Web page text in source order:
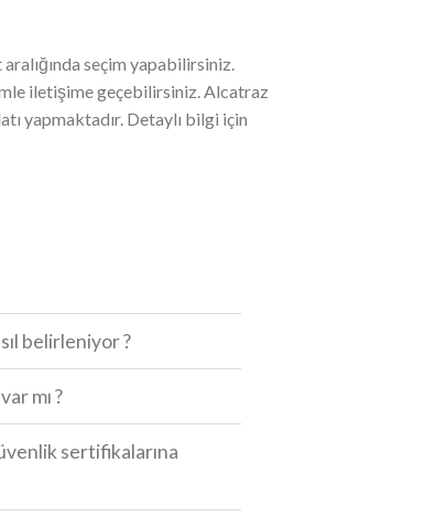
seçim yapabilirsiniz.
iletişime geçebilirsiniz. Alcatraz
yapmaktadır. Detaylı bilgi için
belirleniyor ?
mı ?
sertifikalarına